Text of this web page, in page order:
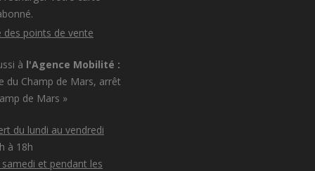
des points de vente
à l'Agence Mobilité :
du Champ de Mars, arrêt
de Mars »
du lundi au vendredi
à 18h
samedi et pendant les